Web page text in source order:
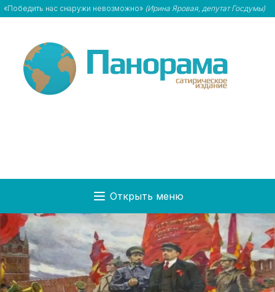
«Победить нас снаружи невозможно» (Ирина Яровая, депутат Госдумы)
Открыть меню